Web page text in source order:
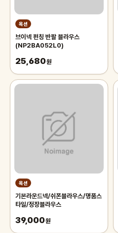
옥션
브이넥 펀칭 반팔 블라우스
(NP2BA052L0)
25,680원
옥션
기본라운드넥/쉬폰블라우스/명품스
타일/정장블라우스
39,000원